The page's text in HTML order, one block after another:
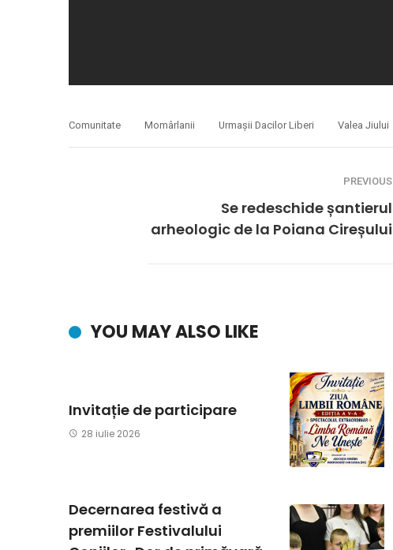
Comunitate Momârlanii Urmaşii Dacilor Liberi Valea Jiului
PREVIOUS
Se redeschide șantierul
arheologic de la Poiana Cireșului
YOU MAY ALSO LIKE
Invitație de participare
28 iulie 2026
Decernarea festivă a
premiilor Festivalului